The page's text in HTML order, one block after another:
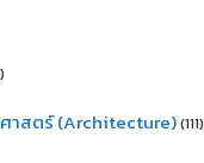
าสตร์ (Architecture)(111)